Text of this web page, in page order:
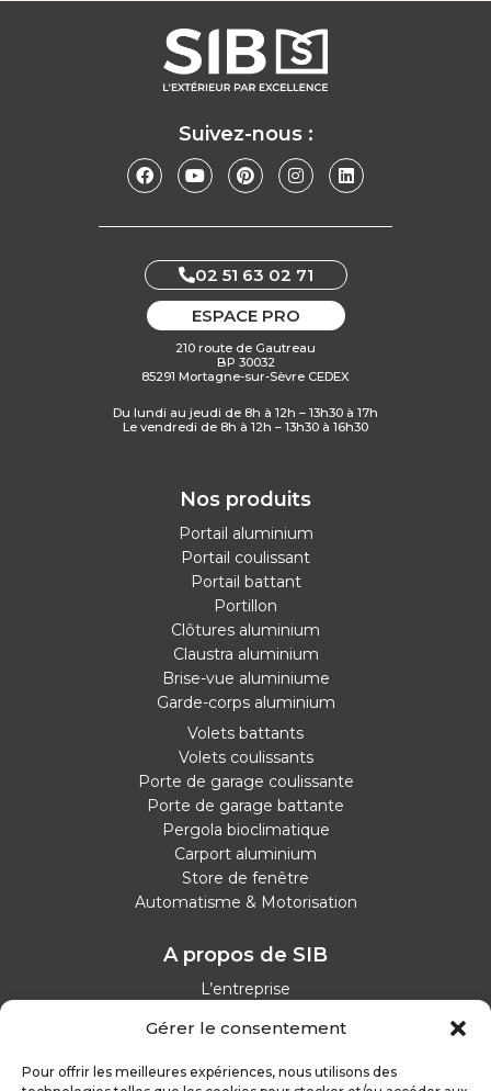
Gérer le consentement
Pour offrir les meilleures expériences, nous utilisons des
Suivez-nous :
02 51 63 02 71
ESPACE PRO
210 route de Gautreau
BP 30032
85291 Mortagne-sur-Sèvre CEDEX
Du lundi au jeudi de 8h à 12h – 13h30 à 17h
Le vendredi de 8h à 12h – 13h30 à 16h30
Nos produits
Portail aluminium
Portail coulissant
Portail battant
Portillon
Clôtures aluminium
Claustra aluminium
Brise-vue aluminiume
Garde-corps aluminium
Volets battants
Volets coulissants
Porte de garage coulissante
Porte de garage battante
Pergola bioclimatique
Carport aluminium
Store de fenêtre
Automatisme & Motorisation
A propos de SIB
L’entreprise
Parcours d'achat
Nos garanties
Nos offres d’emploi